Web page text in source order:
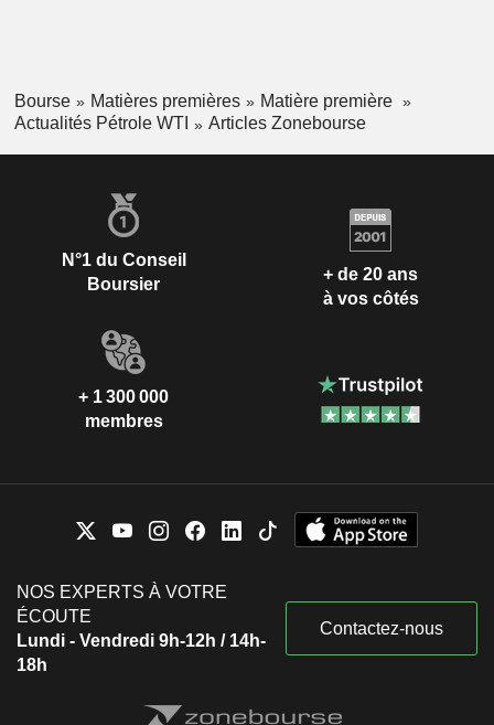
Bourse Matières premières
Matière première
Actualités Pétrole WTI
Articles Zonebourse
N°1 du Conseil
Boursier
+ de 20 ans
à vos côtés
+ 1 300 000
membres
NOS EXPERTS À VOTRE
ÉCOUTE
Lundi - Vendredi 9h-12h / 14h-
18h
Contactez-nous